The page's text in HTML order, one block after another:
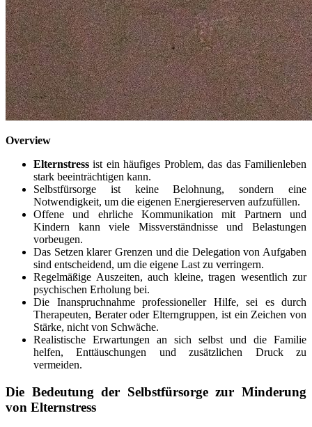
Overview
Elternstress ist ein häufiges Problem, das das Familienleben
stark beeinträchtigen kann.
Selbstfürsorge ist keine Belohnung, sondern eine
Notwendigkeit, um die eigenen Energiereserven aufzufüllen.
Offene und ehrliche Kommunikation mit Partnern und
Kindern kann viele Missverständnisse und Belastungen
vorbeugen.
Das Setzen klarer Grenzen und die Delegation von Aufgaben
sind entscheidend, um die eigene Last zu verringern.
Regelmäßige Auszeiten, auch kleine, tragen wesentlich zur
psychischen Erholung bei.
Die Inanspruchnahme professioneller Hilfe, sei es durch
Therapeuten, Berater oder Elterngruppen, ist ein Zeichen von
Stärke, nicht von Schwäche.
Realistische Erwartungen an sich selbst und die Familie
helfen, Enttäuschungen und zusätzlichen Druck zu
vermeiden.
Die Bedeutung der Selbstfürsorge zur Minderung
von Elternstress